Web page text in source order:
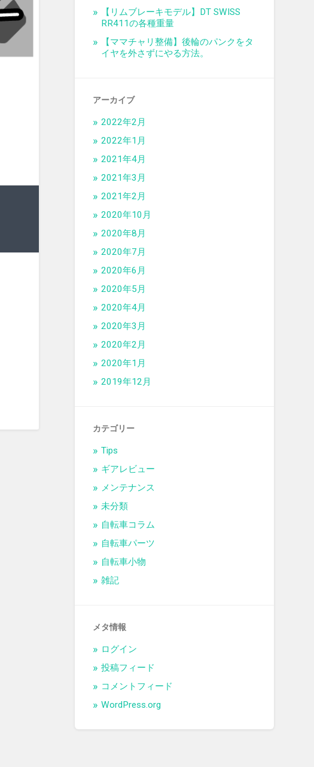
【リムブレーキモデル】DT SWISS
RR411の各種重量
【ママチャリ整備】後輪のパンクをタ
イヤを外さずにやる方法。
アーカイブ
2022年2月
2022年1月
2021年4月
2021年3月
2021年2月
2020年10月
2020年8月
2020年7月
2020年6月
2020年5月
2020年4月
2020年3月
2020年2月
2020年1月
2019年12月
カテゴリー
Tips
ギアレビュー
メンテナンス
未分類
自転車コラム
自転車パーツ
自転車小物
雑記
メタ情報
ログイン
投稿フィード
コメントフィード
WordPress.org